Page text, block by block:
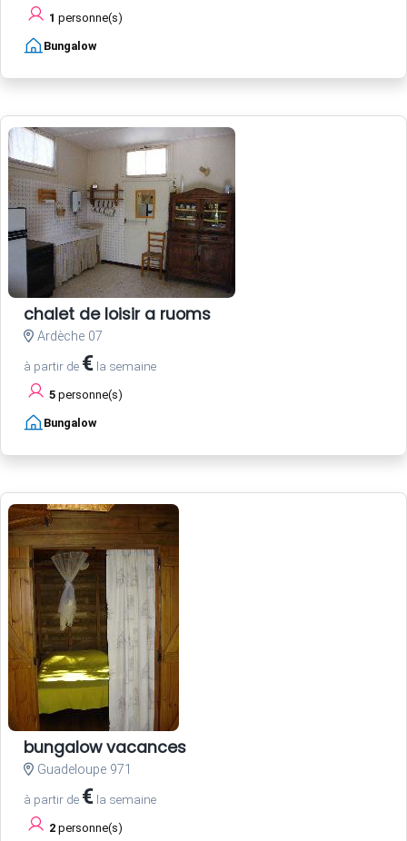
1 personne(s)
Bungalow
chalet de loisir a ruoms
Ardèche 07
à partir de € la semaine
5 personne(s)
Bungalow
bungalow vacances
Guadeloupe 971
à partir de € la semaine
2 personne(s)